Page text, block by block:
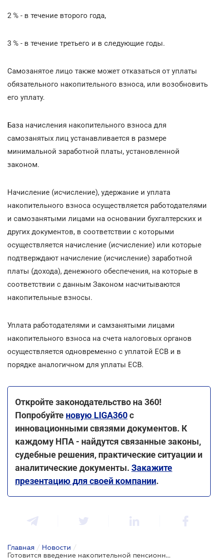
2 % - в течение второго года,
3 % - в течение третьего и в следующие годы.
Самозанятое лицо также может отказаться от уплаты
обязательного накопительного взноса, или возобновить
его уплату.
База начисления накопительного взноса для
самозанятых лиц устанавливается в размере
минимальной заработной платы, установленной
законом.
Начисление (исчисление), удержание и уплата
накопительного взноса осуществляется работодателями
и самозанятыми лицами на основании бухгалтерских и
других документов, в соответствии с которыми
осуществляется начисление (исчисление) или которые
подтверждают начисление (исчисление) заработной
платы (дохода), денежного обеспечения, на которые в
соответствии с данным Законом насчитываются
накопительные взносы.
Уплата работодателями и самзанятыми лицами
накопительного взноса на счета налоговых органов
осуществляется одновременно с уплатой ЕСВ и в
порядке аналогичном для уплаты ЕСВ.
Откройте законодательство на 360!
Попробуйте новую LIGA360с
инновационными связями документов. К
каждому НПА - найдутся связанные законы,
судебные решения, практические ситуации и
аналитические документы. Закажите
презентацию для своей компании.
Главная / Новости /
Готовится введение накопительной пенсионной системы